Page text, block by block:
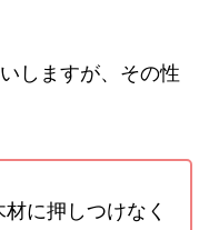
しますが、その性
に押しつけなく